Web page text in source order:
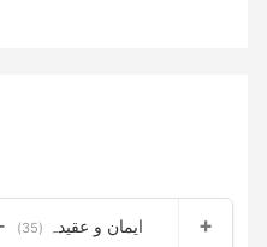
0001 - EMAAN O AQEEDA - ایمان و عقیدہ (35)